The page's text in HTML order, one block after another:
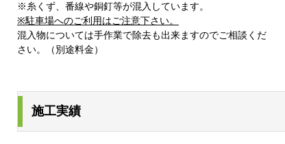
※糸くず、番線や銅釘等が混入しています。
※駐車場へのご利用はご注意下さい。
混入物については手作業で除去も出来ますのでご相談くだ
さい。（別途料金）
施工実績